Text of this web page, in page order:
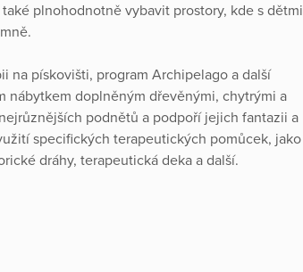
plnohodnotně vybavit prostory, kde s dětmi
na pískovišti, program Archipelago a další
nábytkem doplněným dřevěnými, chytrými a
podnětů a podpoří jejich fantazii a
specifických terapeutických pomůcek, jako
dráhy, terapeutická deka a další.